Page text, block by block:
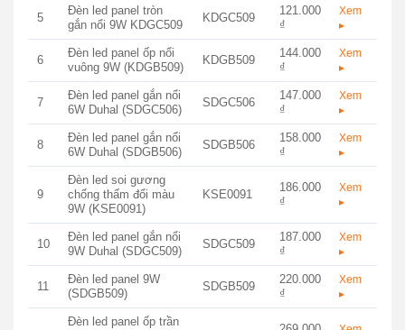
5
Đèn led panel tròn
gắn nổi 9W KDGC509
KDGC509
121.000
₫
Xem
▸
6
Đèn led panel ốp nổi
vuông 9W (KDGB509)
KDGB509
144.000
₫
Xem
▸
7
Đèn led panel gắn nổi
6W Duhal (SDGC506)
SDGC506
147.000
₫
Xem
▸
8
Đèn led panel gắn nổi
6W Duhal (SDGB506)
SDGB506
158.000
₫
Xem
▸
9
Đèn led soi gương
chống thấm đổi màu
9W (KSE0091)
KSE0091
186.000
₫
Xem
▸
10
Đèn led panel gắn nổi
9W Duhal (SDGC509)
SDGC509
187.000
₫
Xem
▸
11
Đèn led panel 9W
(SDGB509)
SDGB509
220.000
₫
Xem
▸
Đèn led panel ốp trần